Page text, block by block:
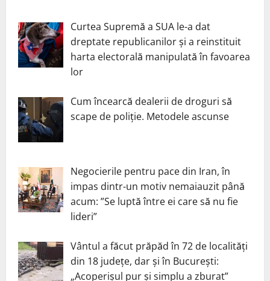
Curtea Supremă a SUA le-a dat
dreptate republicanilor și a reinstituit
harta electorală manipulată în favoarea
lor
Cum încearcă dealerii de droguri să
scape de poliție. Metodele ascunse
Negocierile pentru pace din Iran, în
impas dintr-un motiv nemaiauzit până
acum: ”Se luptă între ei care să nu fie
lideri”
Vântul a făcut prăpăd în 72 de localități
din 18 județe, dar și în București:
„Acoperișul pur și simplu a zburat”